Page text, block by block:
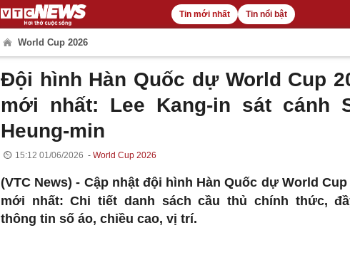
Tin mới nhất Tin nổi bật
World Cup 2026
Đội hình Hàn Quốc dự World Cup
mới nhất: Lee Kang-in sát cánh
Heung-min
15:12 01/06/2026 World Cup 2026
(VTC News) - Cập nhật đội hình Hàn Quốc dự World Cup
mới nhất: Chi tiết danh sách cầu thủ chính thức,
thông tin số áo, chiều cao, vị trí.